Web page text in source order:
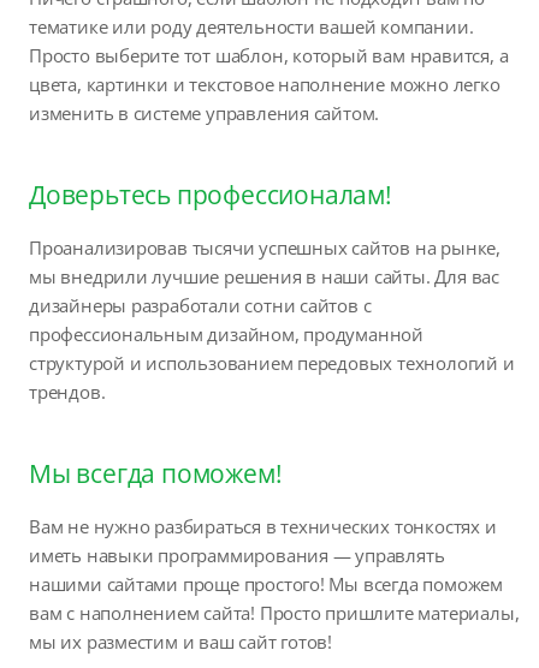
тематике или роду деятельности вашей компании.
Просто выберите тот шаблон, который вам нравится, а
цвета, картинки и текстовое наполнение можно легко
изменить в системе управления сайтом.
Доверьтесь профессионалам!
Проанализировав тысячи успешных сайтов на рынке,
мы внедрили лучшие решения в наши сайты. Для вас
дизайнеры разработали сотни сайтов с
профессиональным дизайном, продуманной
структурой и использованием передовых технологий и
трендов.
Мы всегда поможем!
Вам не нужно разбираться в технических тонкостях и
иметь навыки программирования — управлять
нашими сайтами проще простого! Мы всегда поможем
вам с наполнением сайта! Просто пришлите материалы,
мы их разместим и ваш сайт готов!